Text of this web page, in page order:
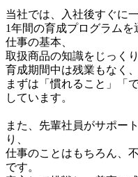
当社では、入社後すぐに
1年間の育成プログラム
仕事の基本、
取扱商品の知識をじっく
育成期間中は残業もなく、
まずは「慣れること」「
しています。
また、先輩社員がサポー
り、
仕事のことはもちろん、
です。